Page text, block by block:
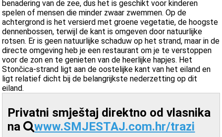
benadering van de zee, dus het is geschikt voor kinderen
spelen of mensen die minder zwaar zwemmen. Op de
achtergrond is het versierd met groene vegetatie, de hoogste
dennenbossen, terwijl de kant is omgeven door natuurlijke
rotsen. Er is geen natuurlijke schaduw op het strand, maar in de
directe omgeving heb je een restaurant om je te verstoppen
voor de zon en te genieten van de heerlijke hapjes. Het
Stončica-strand ligt aan de oostelijke kant van het eiland en
ligt relatief dicht bij de belangrijkste nederzetting op dit
eiland.
Privatni smještaj direktno od vlasnika
na
www.SMJESTAJ.com.hr/trazi